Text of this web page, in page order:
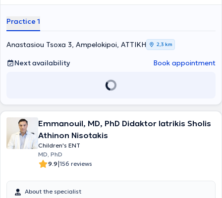
Practice 1
Anastasiou Tsoxa 3, Ampelokipoi, ΑΤΤΙΚΗ 2,3 km
Next availability Book appointment
Emmanouil, MD, PhD Didaktor Iatrikis Sholis
Athinon Nisotakis
Children's ENT
MD, PhD
9.9|156 reviews
About the specialist